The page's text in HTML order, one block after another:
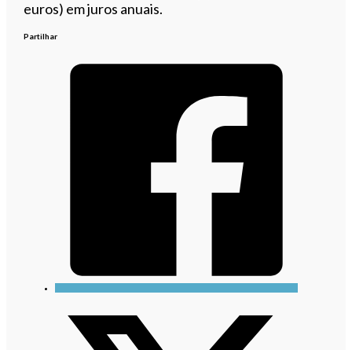
euros) em juros anuais.
Partilhar